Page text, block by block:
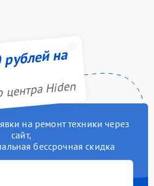
на
Hiden
на ремонт техники через
сайт,
бессрочная скидка